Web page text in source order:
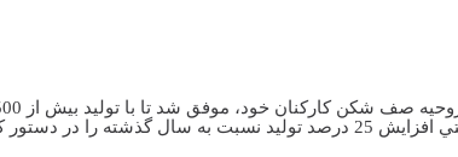
پدال نیوز: گروه صنعتي ايران خودرو با اتكا به توان داخل و اعتماد به روحيه صف شكن
هزاردستگاه سال 99 را به پايان برساند. در سال 1400 اين گروه صنعتي افزايش 25 درصد توليد نسبت به سال گذشته را